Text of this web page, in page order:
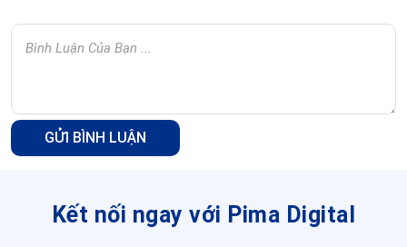
Kết nối ngay với Pima Digital